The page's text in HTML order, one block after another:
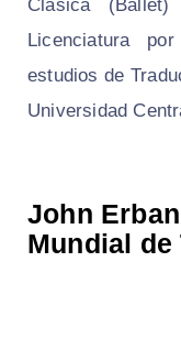
Clásica
Licenciatura
estudios de
Universidad
John
Mundial de